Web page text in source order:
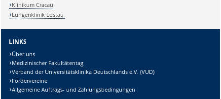
Klinikum Cracau
Lungenklinik Lostau
LINKS
Über uns
Medizinischer Fakultätentag
Verband der Universitätsklinika Deutschlands e.V. (VUD)
Fördervereine
Allgemeine Auftrags- und Zahlungsbedingungen